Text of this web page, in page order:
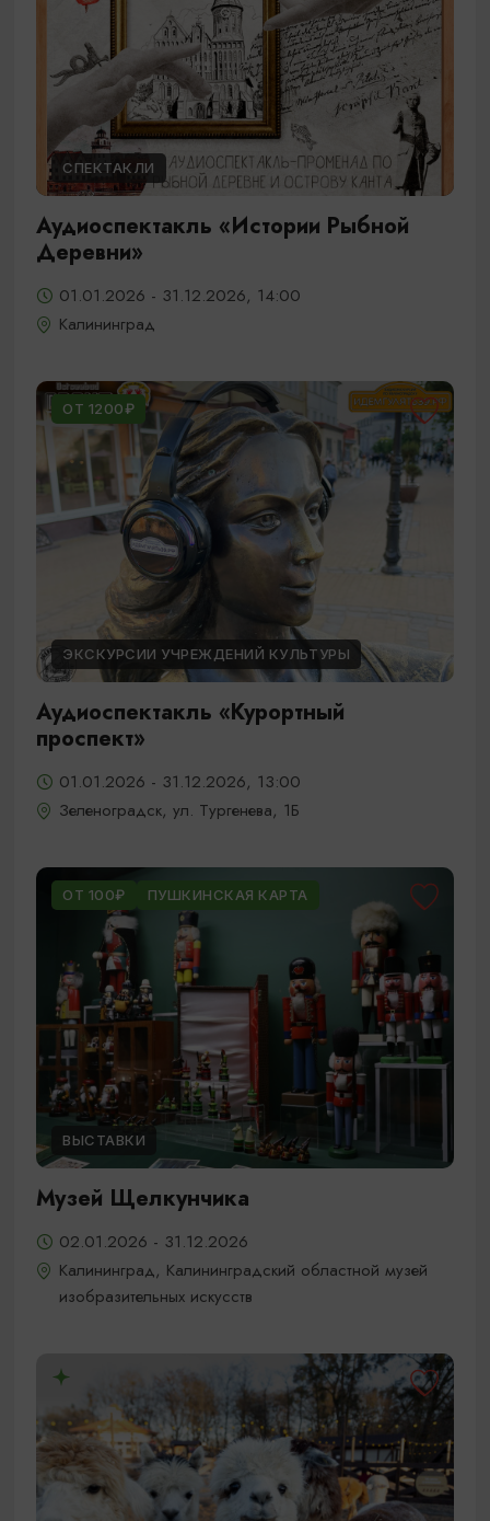
СПЕКТАКЛИ
Аудиоспектакль «Истории Рыбной
Деревни»
01.01.2026 - 31.12.2026, 14:00
Калининград
ОТ 1200₽
ЭКСКУРСИИ УЧРЕЖДЕНИЙ КУЛЬТУРЫ
Аудиоспектакль «Курортный
проспект»
01.01.2026 - 31.12.2026, 13:00
Зеленоградск, ул. Тургенева, 1Б
ОТ 100₽ ПУШКИНСКАЯ КАРТА
ВЫСТАВКИ
Музей Щелкунчика
02.01.2026 - 31.12.2026
Калининград, Калининградский областной музей
изобразительных искусств